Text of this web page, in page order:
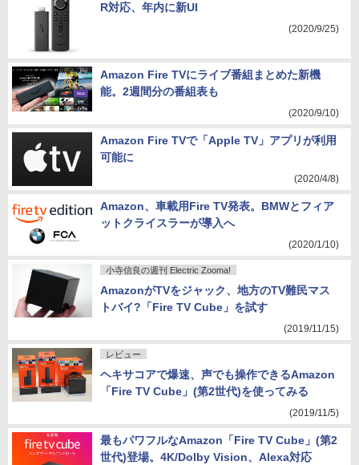
R対応、年内に新UI
(2020/9/25)
Amazon Fire TVにライブ番組まとめた新機
能。2週間分の番組表も
(2020/9/10)
Amazon Fire TVで「Apple TV」アプリが利用
可能に
(2020/4/8)
Amazon、車載用Fire TV発表。BMWとフィア
ットクライスラーが導入へ
(2020/1/10)
小寺信良の週刊 Electric Zooma!
AmazonがTVをジャック、地方のTV難民マス
トバイ?「Fire TV Cube」を試す
(2019/11/15)
レビュー
ヘキサコアで爆速、声でも操作できるAmazon
「Fire TV Cube」(第2世代)を使ってみる
(2019/11/5)
最もパワフルなAmazon「Fire TV Cube」(第2
世代)登場。4K/Dolby Vision、Alexa対応